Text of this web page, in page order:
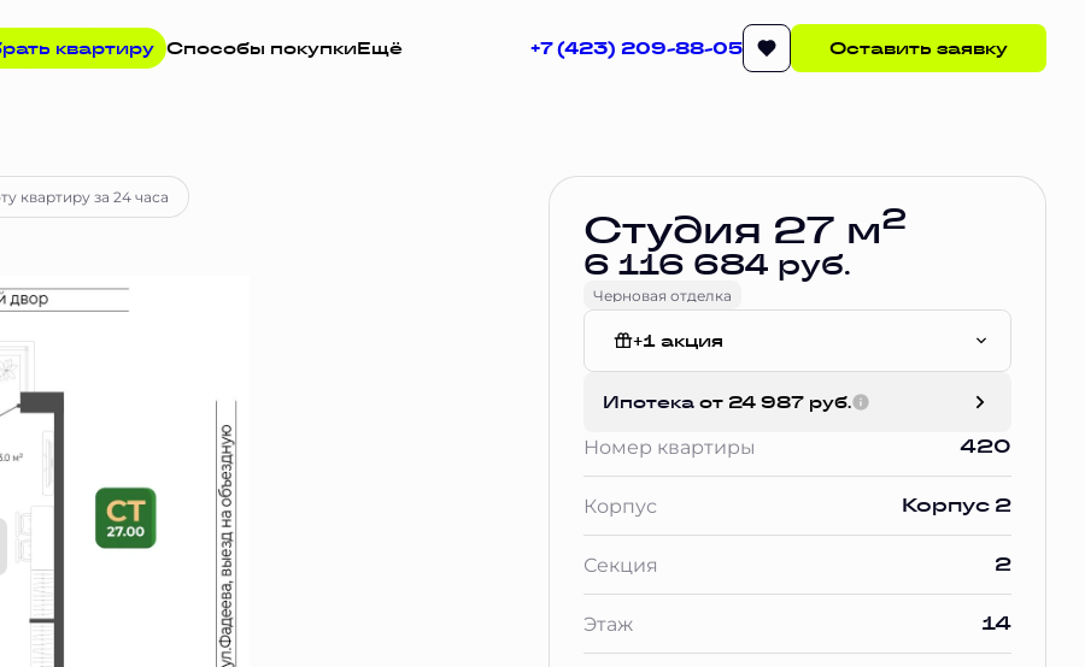
квартиру Способы покупкиЕщё +7 (423) 209-88-05 Оставить заявку
Забронировать
квартиру за 24 часа
Студия 27 м2
6 116 684 руб.
Черновая отделка
+1 акция
Ипотека от 24 987 руб.
Номер квартиры 420
Корпус Корпус 2
Секция 2
Этаж 14